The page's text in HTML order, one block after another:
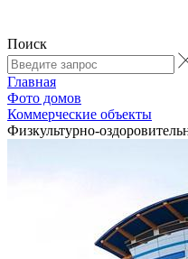
Поиск
Главная
Фото домов
Коммерческие объекты
Физкультурно-